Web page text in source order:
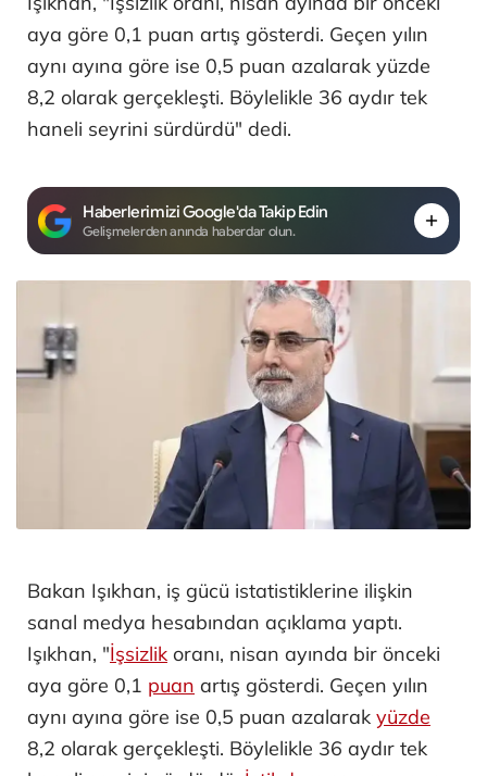
aya göre 0,1 puan artış gösterdi. Geçen yılın
aynı ayına göre ise 0,5 puan azalarak yüzde
8,2 olarak gerçekleşti. Böylelikle 36 aydır tek
haneli seyrini sürdürdü" dedi.
Haberlerimizi Google'da Takip Edin
Gelişmelerden anında haberdar olun.
Bakan Işıkhan, iş gücü istatistiklerine ilişkin
sanal medya hesabından açıklama yaptı.
Işıkhan, "İşsizlik oranı, nisan ayında bir önceki
aya göre 0,1 puan artış gösterdi. Geçen yılın
aynı ayına göre ise 0,5 puan azalarak yüzde
8,2 olarak gerçekleşti. Böylelikle 36 aydır tek